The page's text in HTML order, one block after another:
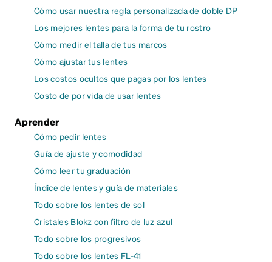
Cómo usar nuestra regla personalizada de doble DP
Los mejores lentes para la forma de tu rostro
Cómo medir el talla de tus marcos
Cómo ajustar tus lentes
Los costos ocultos que pagas por los lentes
Costo de por vida de usar lentes
Aprender
Cómo pedir lentes
Guía de ajuste y comodidad
Cómo leer tu graduación
Índice de lentes y guía de materiales
Todo sobre los lentes de sol
Cristales Blokz con filtro de luz azul
Todo sobre los progresivos
Todo sobre los lentes FL-41